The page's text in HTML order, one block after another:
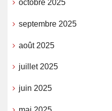
octobre 2025
septembre 2025
août 2025
juillet 2025
juin 2025